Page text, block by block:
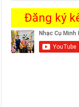
Đăng ký